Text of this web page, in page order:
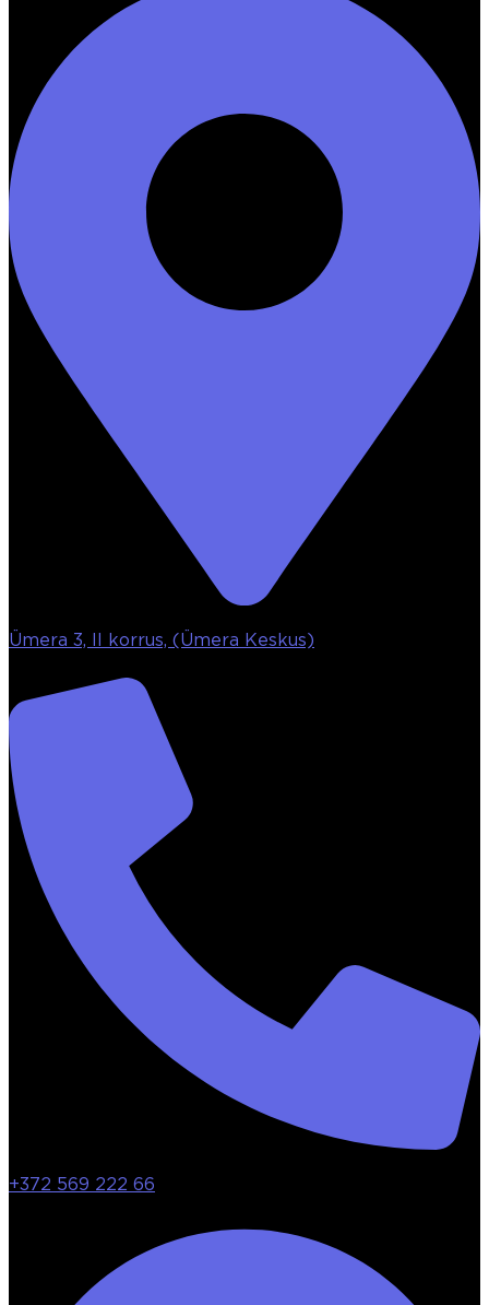
Ümera 3, II korrus, (Ümera Keskus)
+372 569 222 66